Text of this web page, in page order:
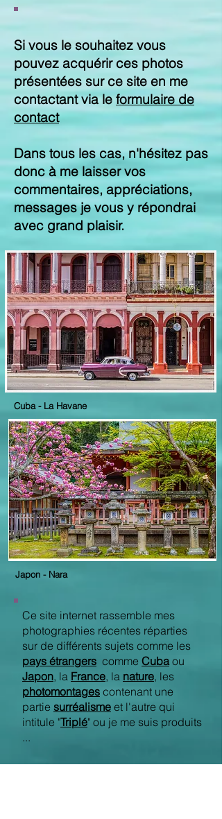
Si vous le souhaitez vous
pouvez acquérir ces photos
présentées sur ce site en me
contactant via leformulaire de
contact
Dans tous les cas, n'hésitez pas
donc à me laisser vos
commentaires, appréciations,
messages je vous y répondrai
avec grand plaisir.
Cuba - La Havane
Japon - Nara
Ce site internet rassemble mes
photographies récentes réparties
sur de différents sujets comme les
pays étrangers comme Cubaou
Japon, la France, la nature, les
photomontages contenant une
partie surréalisme et l'autre qui
intitule "Triplé" ou je me suis produits
...
Les photos exposées sur cette page